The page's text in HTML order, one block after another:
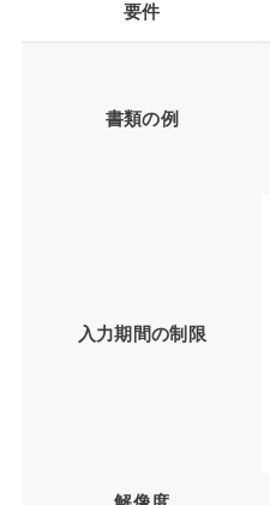
要件
書類の例
入力期間の制限